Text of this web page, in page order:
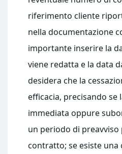
riferimento cliente
nella documentazione
importante inserire la
viene redatta e la data
desidera che la
efficacia, precisando se
immediata oppure
un periodo di preavviso
contratto; se esiste una